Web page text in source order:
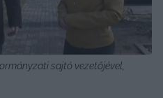
sajtó vezetőjével,